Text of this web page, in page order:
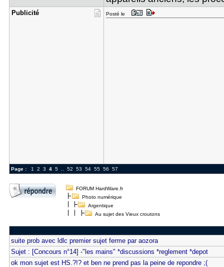
Publicité Posté le
Page : 1 2 3 4 5.. 52 53 54 55 56 57
FORUM HardWare.fr
Photo numérique
Argentique
Au sujet des Vieux croutons
suite prob avec ldlc premier sujet ferme par aozora
Sujet : [Concours n°14] -"les mains" *discussions *reglement *depot
ok mon sujet est HS.?!? et ben ne prend pas la peine de repondre ;(